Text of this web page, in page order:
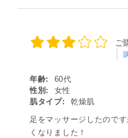
ご
年齢:
60代
性別:
女性
肌タイプ:
乾燥肌
足をマッサージしたので
くなりました！